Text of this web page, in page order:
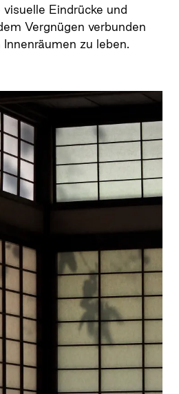
Eindrücke und
Vergnügen verbunden
zu leben.